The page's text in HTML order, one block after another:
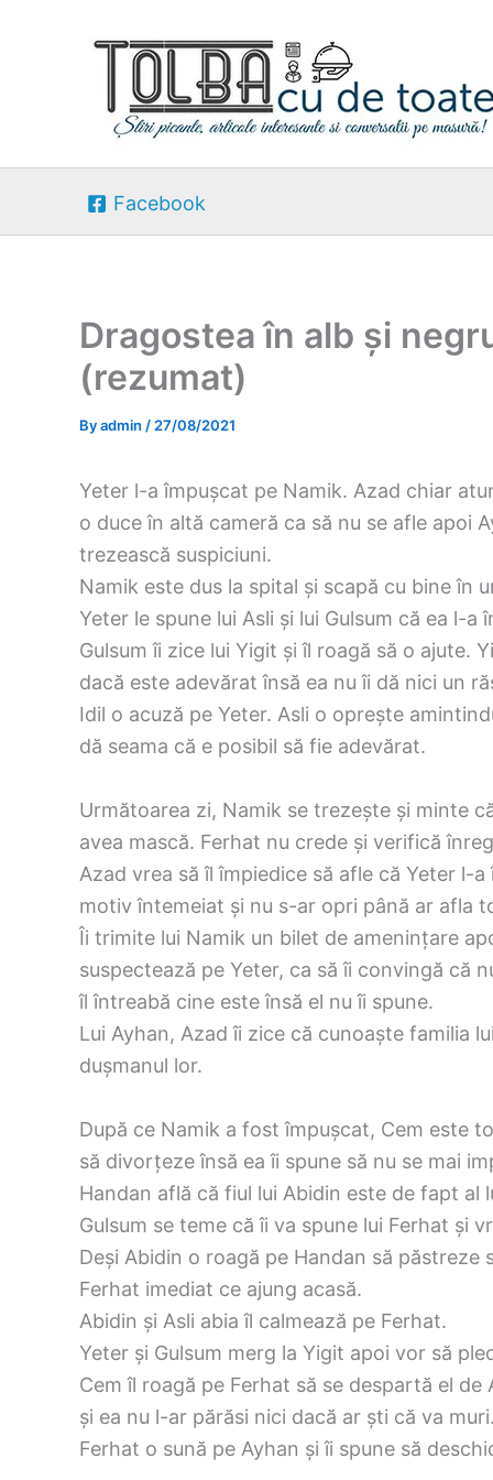
Facebook
Dragostea în alb și
(rezumat)
Byadmin / 27/08/2021
Yeter l-a împușcat pe Namik. Azad chiar
o duce în altă cameră ca să nu se afle apoi
trezească suspiciuni.
Namik este dus la spital și scapă cu bine în
Yeter le spune lui Asli și lui Gulsum că ea l-a
Gulsum îi zice lui Yigit și îl roagă să o ajute.
dacă este adevărat însă ea nu îi dă nici un
Idil o acuză pe Yeter. Asli o oprește
dă seama că e posibil să fie adevărat.
Următoarea zi, Namik se trezește și minte
avea mască. Ferhat nu crede și verifică
Azad vrea să îl împiedice să afle că Yeter l-
motiv întemeiat și nu s-ar opri până ar afla
Îi trimite lui Namik un bilet de amenințare
suspectează pe Yeter, ca să îi convingă că
îl întreabă cine este însă el nu îi spune.
Lui Ayhan, Azad îi zice că cunoaște familia
dușmanul lor.
După ce Namik a fost împușcat, Cem este
să divorțeze însă ea îi spune să nu se mai
Handan află că fiul lui Abidin este de fapt al
Gulsum se teme că îi va spune lui Ferhat și
Deși Abidin o roagă pe Handan să păstreze
Ferhat imediat ce ajung acasă.
Abidin și Asli abia îl calmează pe Ferhat.
Yeter și Gulsum merg la Yigit apoi vor să
Cem îl roagă pe Ferhat să se despartă el
și ea nu l-ar părăsi nici dacă ar ști că va muri.
Ferhat o sună pe Ayhan și îi spune să